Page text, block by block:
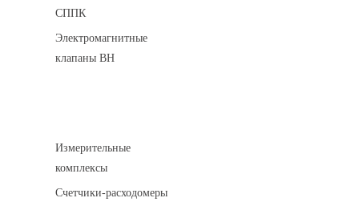
СППК
Электромагнитные
клапаны ВН
Измерительные
комплексы
Счетчики-расходомеры